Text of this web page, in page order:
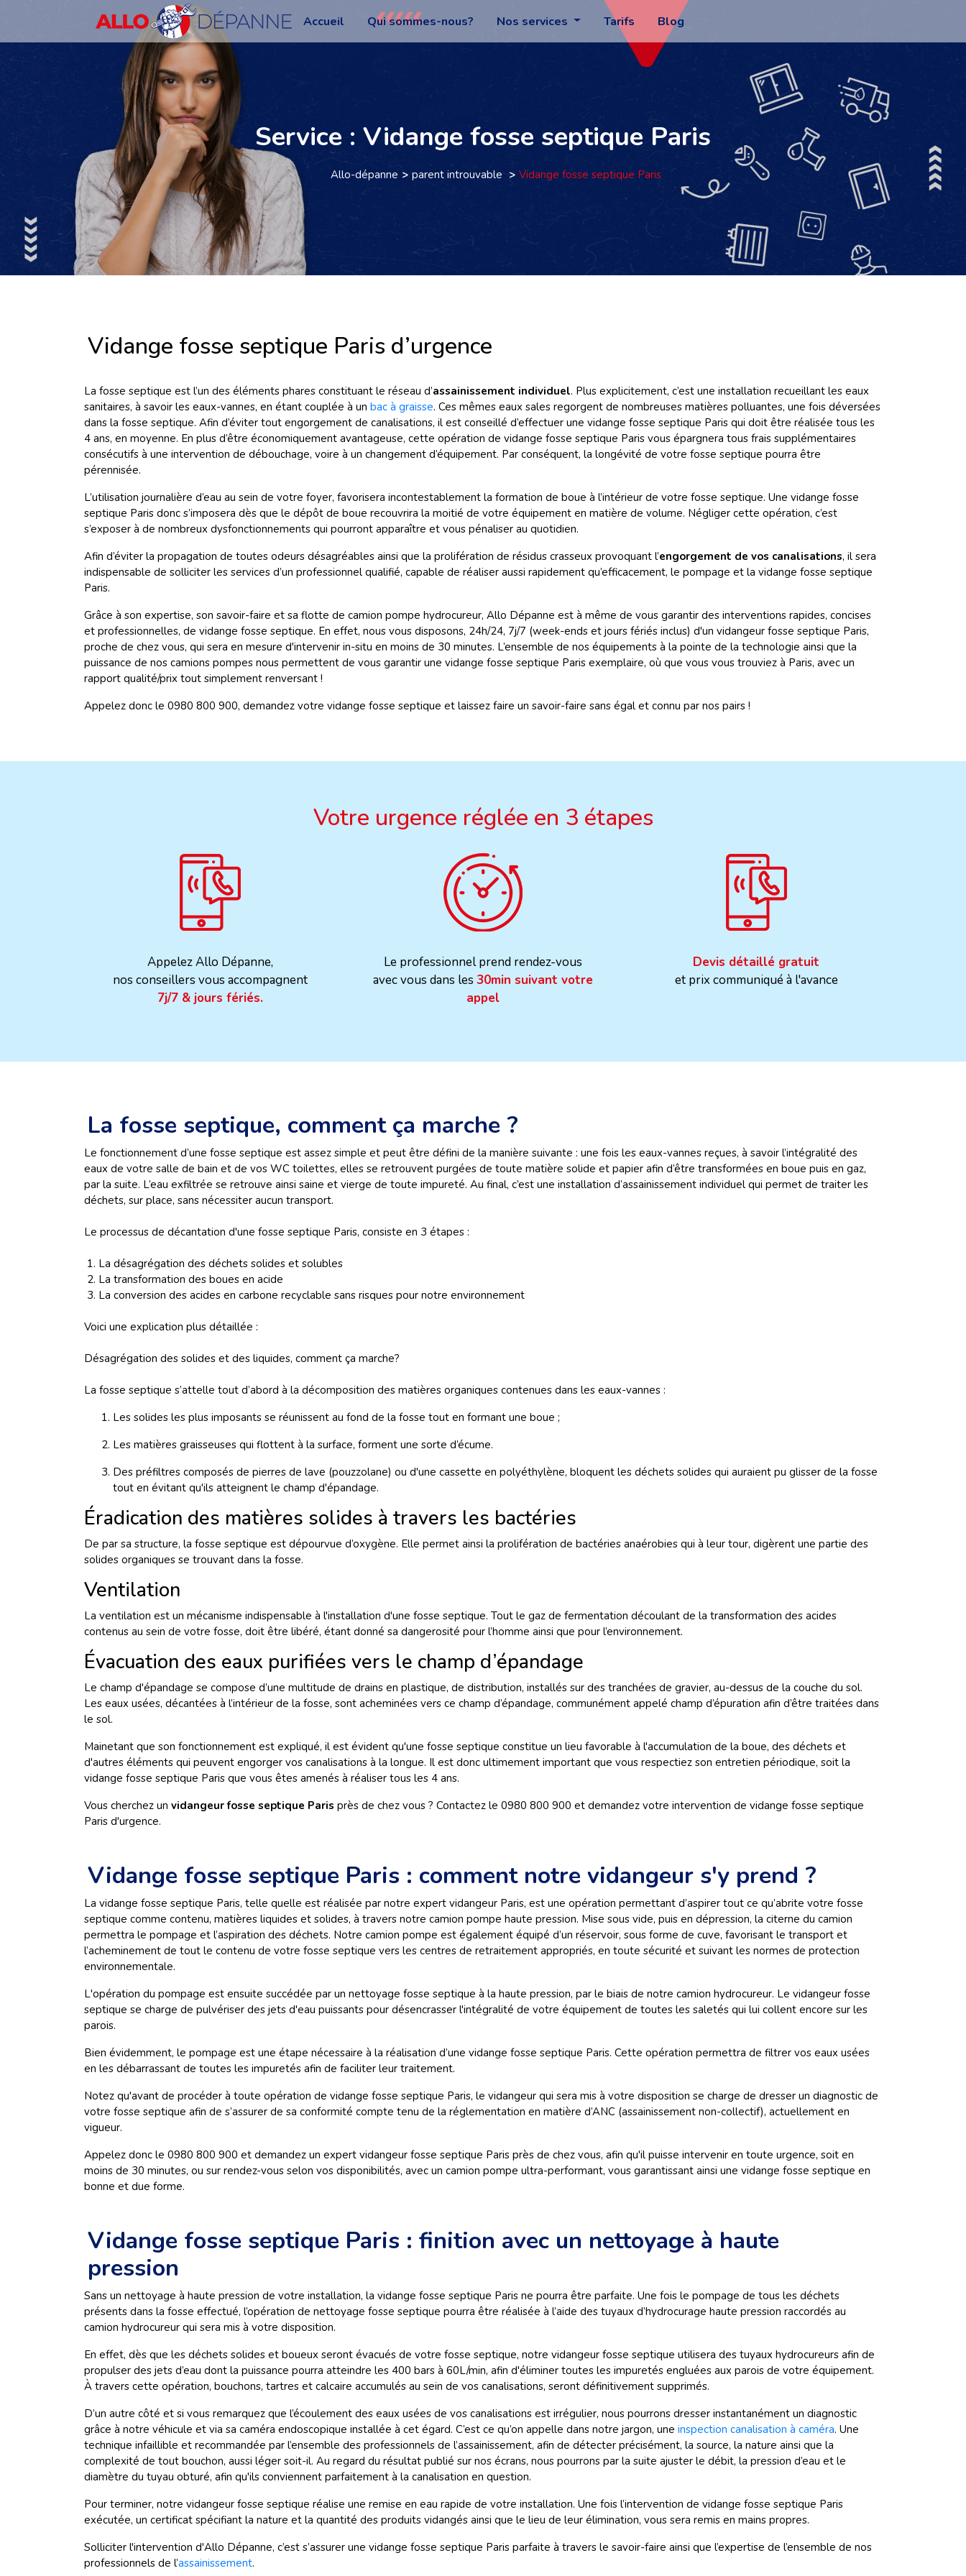
Accueil Qui sommes-nous? Nos services Tarifs Blog
Service : Vidange fosse septique Paris
Allo-dépanne parent introuvable Vidange fosse septique Paris
Vidange fosse septique Paris d’urgence
La fosse septique est l’un des éléments phares constituant le réseau d’assainissement individuel. Plus explicitement, c’est une installation recueillant les eaux
sanitaires, à savoir les eaux-vannes, en étant couplée à un bac à graisse. Ces mêmes eaux sales regorgent de nombreuses matières polluantes, une fois déversées
dans la fosse septique. Afin d’éviter tout engorgement de canalisations, il est conseillé d’effectuer une vidange fosse septique Paris qui doit être réalisée tous les
4 ans, en moyenne. En plus d’être économiquement avantageuse, cette opération de vidange fosse septique Paris vous épargnera tous frais supplémentaires
consécutifs à une intervention de débouchage, voire à un changement d’équipement. Par conséquent, la longévité de votre fosse septique pourra être
pérennisée.
L’utilisation journalière d’eau au sein de votre foyer, favorisera incontestablement la formation de boue à l’intérieur de votre fosse septique. Une vidange fosse
septique Paris donc s’imposera dès que le dépôt de boue recouvrira la moitié de votre équipement en matière de volume. Négliger cette opération, c’est
s’exposer à de nombreux dysfonctionnements qui pourront apparaître et vous pénaliser au quotidien.
Afin d’éviter la propagation de toutes odeurs désagréables ainsi que la prolifération de résidus crasseux provoquant l’engorgement de vos canalisations, il sera
indispensable de solliciter les services d’un professionnel qualifié, capable de réaliser aussi rapidement qu’efficacement, le pompage et la vidange fosse septique
Paris.
Grâce à son expertise, son savoir-faire et sa flotte de camion pompe hydrocureur, Allo Dépanne est à même de vous garantir des interventions rapides, concises
et professionnelles, de vidange fosse septique. En effet, nous vous disposons, 24h/24, 7j/7 (week-ends et jours fériés inclus) d'un vidangeur fosse septique Paris,
proche de chez vous, qui sera en mesure d'intervenir in-situ en moins de 30 minutes. L’ensemble de nos équipements à la pointe de la technologie ainsi que la
puissance de nos camions pompes nous permettent de vous garantir une vidange fosse septique Paris exemplaire, où que vous vous trouviez à Paris, avec un
rapport qualité/prix tout simplement renversant !
Appelez donc le 0980 800 900, demandez votre vidange fosse septique et laissez faire un savoir-faire sans égal et connu par nos pairs !
Votre urgence réglée en 3 étapes
Appelez Allo Dépanne,
nos conseillers vous accompagnent
7j/7 & jours fériés.
Le professionnel prend rendez-vous
avec vous dans les 30min suivant votre
appel
Devis détaillé gratuit
et prix communiqué à l'avance
La fosse septique, comment ça marche ?
Le fonctionnement d’une fosse septique est assez simple et peut être défini de la manière suivante : une fois les eaux-vannes reçues, à savoir l’intégralité des
eaux de votre salle de bain et de vos WC toilettes, elles se retrouvent purgées de toute matière solide et papier afin d’être transformées en boue puis en gaz,
par la suite. L’eau exfiltrée se retrouve ainsi saine et vierge de toute impureté. Au final, c’est une installation d’assainissement individuel qui permet de traiter les
déchets, sur place, sans nécessiter aucun transport.
Le processus de décantation d'une fosse septique Paris, consiste en 3 étapes :
1. La désagrégation des déchets solides et solubles
2. La transformation des boues en acide
3. La conversion des acides en carbone recyclable sans risques pour notre environnement
Voici une explication plus détaillée :
Désagrégation des solides et des liquides, comment ça marche?
La fosse septique s’attelle tout d’abord à la décomposition des matières organiques contenues dans les eaux-vannes :
Les solides les plus imposants se réunissent au fond de la fosse tout en formant une boue ;
Les matières graisseuses qui flottent à la surface, forment une sorte d’écume.
Des préfiltres composés de pierres de lave (pouzzolane) ou d'une cassette en polyéthylène, bloquent les déchets solides qui auraient pu glisser de la fosse
tout en évitant qu'ils atteignent le champ d'épandage.
Éradication des matières solides à travers les bactéries
De par sa structure, la fosse septique est dépourvue d’oxygène. Elle permet ainsi la prolifération de bactéries anaérobies qui à leur tour, digèrent une partie des
solides organiques se trouvant dans la fosse.
Ventilation
La ventilation est un mécanisme indispensable à l'installation d'une fosse septique. Tout le gaz de fermentation découlant de la transformation des acides
contenus au sein de votre fosse, doit être libéré, étant donné sa dangerosité pour l’homme ainsi que pour l’environnement.
Évacuation des eaux purifiées vers le champ d’épandage
Le champ d'épandage se compose d’une multitude de drains en plastique, de distribution, installés sur des tranchées de gravier, au-dessus de la couche du sol.
Les eaux usées, décantées à l’intérieur de la fosse, sont acheminées vers ce champ d’épandage, communément appelé champ d’épuration afin d’être traitées dans
le sol.
Mainetant que son fonctionnement est expliqué, il est évident qu'une fosse septique constitue un lieu favorable à l'accumulation de la boue, des déchets et
d'autres éléments qui peuvent engorger vos canalisations à la longue. Il est donc ultimement important que vous respectiez son entretien périodique, soit la
vidange fosse septique Paris que vous êtes amenés à réaliser tous les 4 ans.
Vous cherchez un vidangeur fosse septique Paris près de chez vous ? Contactez le 0980 800 900 et demandez votre intervention de vidange fosse septique
Paris d'urgence.
Vidange fosse septique Paris : comment notre vidangeur s'y prend ?
La vidange fosse septique Paris, telle quelle est réalisée par notre expert vidangeur Paris, est une opération permettant d’aspirer tout ce qu’abrite votre fosse
septique comme contenu, matières liquides et solides, à travers notre camion pompe haute pression. Mise sous vide, puis en dépression, la citerne du camion
permettra le pompage et l’aspiration des déchets. Notre camion pompe est également équipé d’un réservoir, sous forme de cuve, favorisant le transport et
l’acheminement de tout le contenu de votre fosse septique vers les centres de retraitement appropriés, en toute sécurité et suivant les normes de protection
environnementale.
L'opération du pompage est ensuite succédée par un nettoyage fosse septique à la haute pression, par le biais de notre camion hydrocureur. Le vidangeur fosse
septique se charge de pulvériser des jets d'eau puissants pour désencrasser l'intégralité de votre équipement de toutes les saletés qui lui collent encore sur les
parois.
Bien évidemment, le pompage est une étape nécessaire à la réalisation d’une vidange fosse septique Paris. Cette opération permettra de filtrer vos eaux usées
en les débarrassant de toutes les impuretés afin de faciliter leur traitement.
Notez qu'avant de procéder à toute opération de vidange fosse septique Paris, le vidangeur qui sera mis à votre disposition se charge de dresser un diagnostic de
votre fosse septique afin de s’assurer de sa conformité compte tenu de la réglementation en matière d’ANC (assainissement non-collectif), actuellement en
vigueur.
Appelez donc le 0980 800 900 et demandez un expert vidangeur fosse septique Paris près de chez vous, afin qu'il puisse intervenir en toute urgence, soit en
moins de 30 minutes, ou sur rendez-vous selon vos disponibilités, avec un camion pompe ultra-performant, vous garantissant ainsi une vidange fosse septique en
bonne et due forme.
Vidange fosse septique Paris : finition avec un nettoyage à haute
pression
Sans un nettoyage à haute pression de votre installation, la vidange fosse septique Paris ne pourra être parfaite. Une fois le pompage de tous les déchets
présents dans la fosse effectué, l’opération de nettoyage fosse septique pourra être réalisée à l’aide des tuyaux d’hydrocurage haute pression raccordés au
camion hydrocureur qui sera mis à votre disposition.
En effet, dès que les déchets solides et boueux seront évacués de votre fosse septique, notre vidangeur fosse septique utilisera des tuyaux hydrocureurs afin de
propulser des jets d’eau dont la puissance pourra atteindre les 400 bars à 60L/min, afin d'éliminer toutes les impuretés engluées aux parois de votre équipement.
À travers cette opération, bouchons, tartres et calcaire accumulés au sein de vos canalisations, seront définitivement supprimés.
D’un autre côté et si vous remarquez que l’écoulement des eaux usées de vos canalisations est irrégulier, nous pourrons dresser instantanément un diagnostic
grâce à notre véhicule et via sa caméra endoscopique installée à cet égard. C’est ce qu’on appelle dans notre jargon, une inspection canalisation à caméra. Une
technique infaillible et recommandée par l’ensemble des professionnels de l’assainissement, afin de détecter précisément, la source, la nature ainsi que la
complexité de tout bouchon, aussi léger soit-il. Au regard du résultat publié sur nos écrans, nous pourrons par la suite ajuster le débit, la pression d’eau et le
diamètre du tuyau obturé, afin qu'ils conviennent parfaitement à la canalisation en question.
Pour terminer, notre vidangeur fosse septique réalise une remise en eau rapide de votre installation. Une fois l’intervention de vidange fosse septique Paris
exécutée, un certificat spécifiant la nature et la quantité des produits vidangés ainsi que le lieu de leur élimination, vous sera remis en mains propres.
Solliciter l'intervention d'Allo Dépanne, c’est s’assurer une vidange fosse septique Paris parfaite à travers le savoir-faire ainsi que l’expertise de l’ensemble de nos
professionnels de l’assainissement.